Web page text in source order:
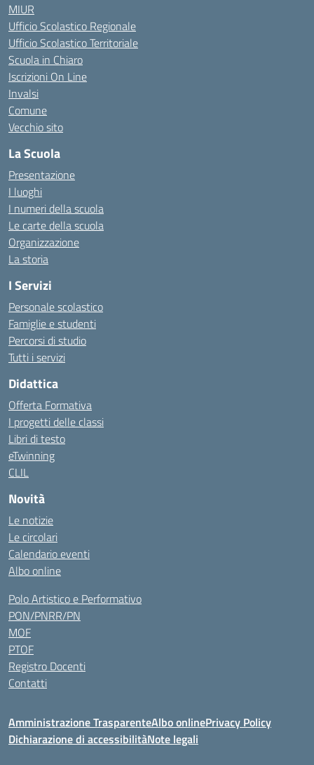
MIUR
Ufficio Scolastico Regionale
Ufficio Scolastico Territoriale
Scuola in Chiaro
Iscrizioni On Line
Invalsi
Comune
Vecchio sito
La Scuola
Presentazione
I luoghi
I numeri della scuola
Le carte della scuola
Organizzazione
La storia
I Servizi
Personale scolastico
Famiglie e studenti
Percorsi di studio
Tutti i servizi
Didattica
Offerta Formativa
I progetti delle classi
Libri di testo
eTwinning
CLIL
Novità
Le notizie
Le circolari
Calendario eventi
Albo online
Polo Artistico e Performativo
PON/PNRR/PN
MOF
PTOF
Registro Docenti
Contatti
Amministrazione TrasparenteAlbo onlinePrivacy Policy
Dichiarazione di accessibilitàNote legali